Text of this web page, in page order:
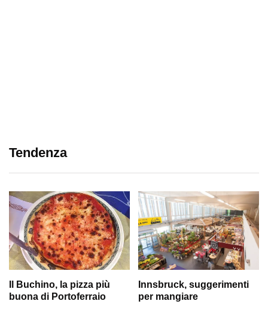
Tendenza
Il Buchino, la pizza più
buona di Portoferraio
Innsbruck, suggerimenti
per mangiare